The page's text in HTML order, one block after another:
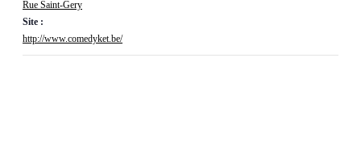
Rue Saint-Gery
Site :
http://www.comedyket.be/